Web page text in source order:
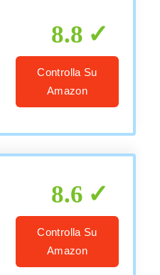
8.8
Controlla Su
Amazon
8.6
Controlla Su
Amazon